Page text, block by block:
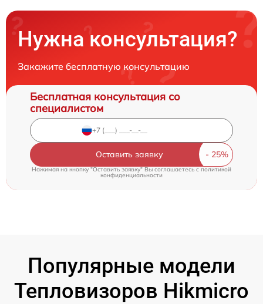
Нужна консультация?
Закажите бесплатную консультацию
Бесплатная консультация со
специалистом
Оставить заявку
Нажимая на кнопку "Оставить заявку" Вы соглашаетесь cполитикой
конфиденциальности
Популярные модели
Тепловизоров Hikmicro